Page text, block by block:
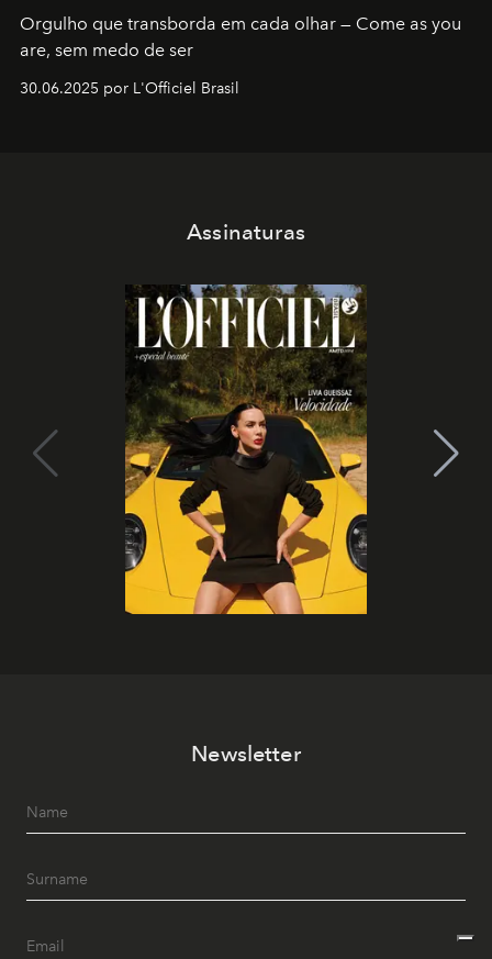
Orgulho que transborda em cada olhar — Come as you
are, sem medo de ser
30.06.2025 por L'Officiel Brasil
Assinaturas
Newsletter